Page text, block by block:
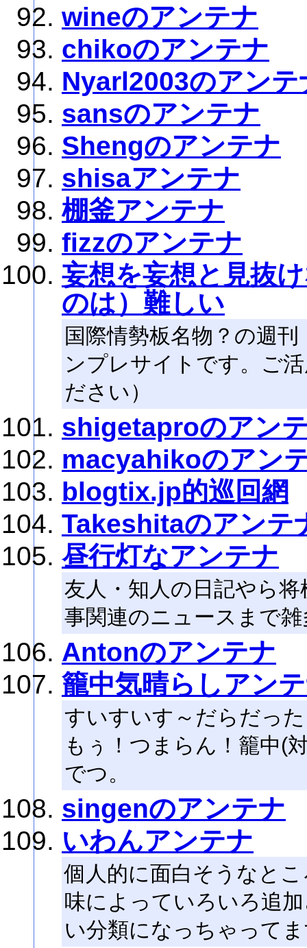
wineのアンテナ
chikoのアンテナ
Nyarl2003のアンテ
sansのアンテナ
Shengのアンテナ
shisaアンテナ
棚釜アンテナ
fizzのアンテナ
妄想を妄想と見抜
のは）難しい
国際情勢板名物？の週
ンプレサイトです。ご
ださい）
shigetaproのアン
macyahikoのアン
blogtix.jp的巡回網
Takeshitaのアンテ
昼行灯なアンテナ
友人・知人の日記やら
事関連のニュースまで
Antonのアンテナ
籠中気晴らしアン
すいすいす～だらだっ
もぅ！つまらん！籠中(
でつ。
singenのアンテナ
いわんアンテナ
個人的に面白そうなと
味によっていろいろ追
い分類になっちゃって